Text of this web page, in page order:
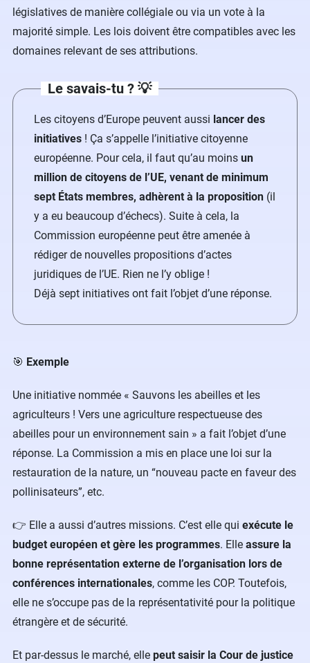
législatives de manière collégiale ou via un vote à la
majorité simple. Les lois doivent être compatibles avec les
domaines relevant de ses attributions.
Le savais-tu ? 💡
Les citoyens d’Europe peuvent aussi lancer des
initiatives ! Ça s’appelle l’initiative citoyenne
européenne. Pour cela, il faut qu’au moins un
million de citoyens de l’UE, venant de minimum
sept États membres, adhèrent à la proposition (il
y a eu beaucoup d’échecs). Suite à cela, la
Commission européenne peut être amenée à
rédiger de nouvelles propositions d’actes
juridiques de l’UE. Rien ne l’y oblige !
Déjà sept initiatives ont fait l’objet d’une réponse.
🎯 Exemple
Une initiative nommée « Sauvons les abeilles et les
agriculteurs ! Vers une agriculture respectueuse des
abeilles pour un environnement sain » a fait l’objet d’une
réponse. La Commission a mis en place une loi sur la
restauration de la nature, un “nouveau pacte en faveur des
pollinisateurs”, etc.
👉 Elle a aussi d’autres missions. C’est elle qui exécute le
budget européen et gère les programmes. Elle assure la
bonne représentation externe de l’organisation lors de
conférences internationales, comme les COP. Toutefois,
elle ne s’occupe pas de la représentativité pour la politique
étrangère et de sécurité.
Et par-dessus le marché, elle peut saisir la Cour de justice